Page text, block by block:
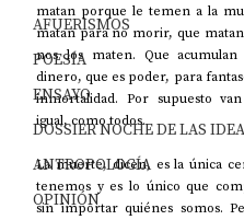
AFUERISMOS
POESÍA
ENSAYO
DOSSIER NOCHE DE LAS
ANTROPOLOGÍA
OPINIÓN
matan porque le temen a la
matan para no morir, que
nos los maten. Que
dinero, que es poder, para
inmortalidad. Por supuesto
igual, como todos.
La muerte, dicen, es la única
tenemos y es lo único que
sin importar quiénes somos.